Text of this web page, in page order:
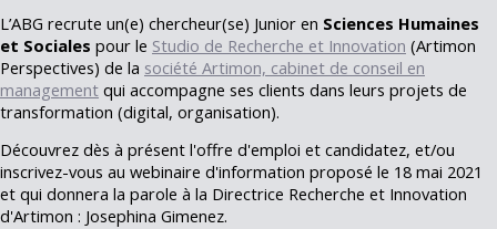
L’ABG recrute un(e) chercheur(se) Junior en Sciences Humaines
et Sociales pour le Studio de Recherche et Innovation (Artimon
Perspectives) de la société Artimon, cabinet de conseil en
management qui accompagne ses clients dans leurs projets de
transformation (digital, organisation).
Découvrez dès à présent l'offre d'emploi et candidatez, et/ou
inscrivez-vous au webinaire d'information proposé le 18 mai 2021
et qui donnera la parole à la Directrice Recherche et Innovation
d'Artimon : Josephina Gimenez.